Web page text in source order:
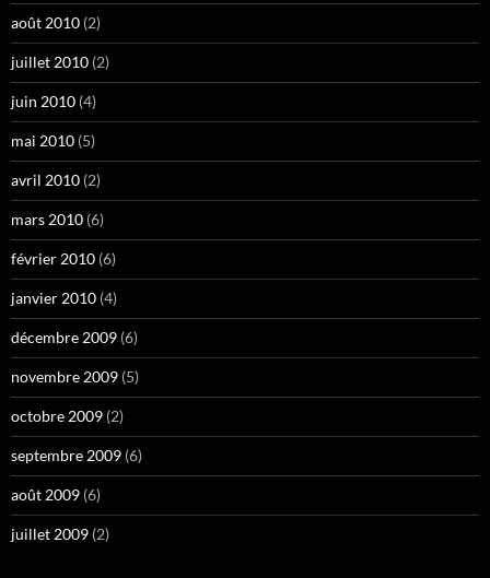
août 2010 (2)
juillet 2010 (2)
juin 2010 (4)
mai 2010 (5)
avril 2010 (2)
mars 2010 (6)
février 2010 (6)
janvier 2010 (4)
décembre 2009 (6)
novembre 2009 (5)
octobre 2009 (2)
septembre 2009 (6)
août 2009 (6)
juillet 2009 (2)